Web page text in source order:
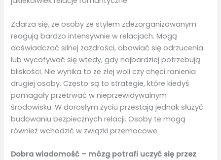
Zdarza się, że osoby ze stylem zdezorganizowanym
reagują bardzo intensywnie w relacjach. Mogą
doświadczać silnej zazdrości, obawiać się odrzucenia
lub wycofywać się wtedy, gdy najbardziej potrzebują
bliskości. Nie wynika to ze złej woli czy chęci ranienia
drugiej osoby. Często są to strategie, które kiedyś
pomagały przetrwać w nieprzewidywalnym
środowisku. W dorosłym życiu przestają jednak służyć
budowaniu bezpiecznych relacji. Osoby te mogą
również wchodzić w związki przemocowe.
Dobra wiadomość – mózg potrafi uczyć się przez